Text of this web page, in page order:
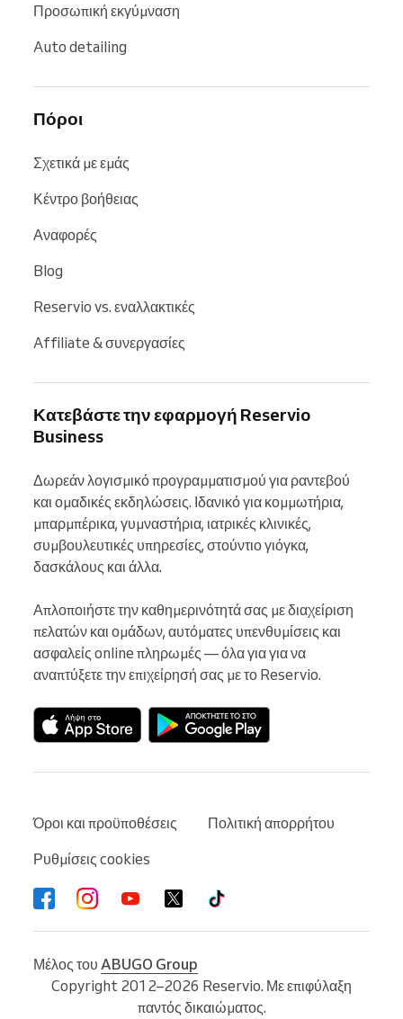
Προσωπική εκγύμναση
Auto detailing
Πόροι
Σχετικά με εμάς
Κέντρο βοήθειας
Αναφορές
Blog
Reservio vs. εναλλακτικές
Affiliate & συνεργασίες
Κατεβάστε την εφαρμογή Reservio
Business
Δωρεάν λογισμικό προγραμματισμού για ραντεβού
και ομαδικές εκδηλώσεις. Ιδανικό για κομμωτήρια,
μπαρμπέρικα, γυμναστήρια, ιατρικές κλινικές,
συμβουλευτικές υπηρεσίες, στούντιο γιόγκα,
δασκάλους και άλλα.
Απλοποιήστε την καθημερινότητά σας με διαχείριση
πελατών και ομάδων, αυτόματες υπενθυμίσεις και
ασφαλείς online πληρωμές — όλα για για να
αναπτύξετε την επιχείρησή σας με το Reservio.
Όροι και προϋποθέσεις
Πολιτική απορρήτου
Ρυθμίσεις cookies
Μέλος του ABUGO Group
Copyright 2012–2026 Reservio. Με επιφύλαξη
παντός δικαιώματος.